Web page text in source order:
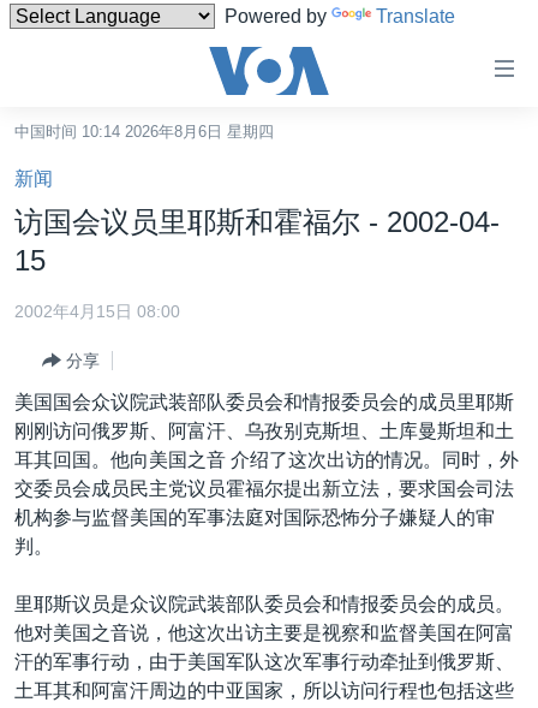
Powered by Translate
碍
链
接
转
内
转
到
导
航
跳
转
检
索
国际
最新国际新闻
印太
中东
欧洲
非洲
美洲
全球议题
分类新闻
经济·金融·贸易
人权·法律·宗教
科教·文娱·体健
军事
劳工
环境
美中关系
热点专题
白宫要闻
国会报道
美中关系
美国建国250周年
VOA视频
VOA今日焦点
中文广播
关注我们
中国时间 10:14 2026年8月6日 星期四
新闻
访国会议员里耶斯和霍福尔 - 2002-04-
15
2002年4月15日 08:00
分享
美国国会众议院武装部队委员会和情报委员会的成员里耶斯
刚刚访问俄罗斯、阿富汗、乌孜别克斯坦、土库曼斯坦和土
耳其回国。他向美国之音 介绍了这次出访的情况。同时，外
交委员会成员民主党议员霍福尔提出新立法，要求国会司法
机构参与监督美国的军事法庭对国际恐怖分子嫌疑人的审
判。
里耶斯议员是众议院武装部队委员会和情报委员会的成员。
他对美国之音说，他这次出访主要是视察和监督美国在阿富
汗的军事行动，由于美国军队这次军事行动牵扯到俄罗斯、
土耳其和阿富汗周边的中亚国家，所以访问行程也包括这些